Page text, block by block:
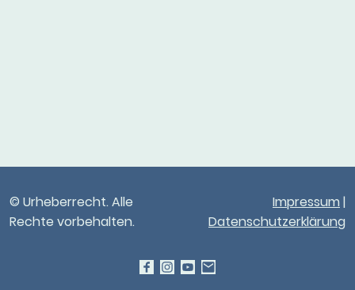
© Urheberrecht. Alle
Rechte vorbehalten.
Impressum |
Datenschutzerklärung